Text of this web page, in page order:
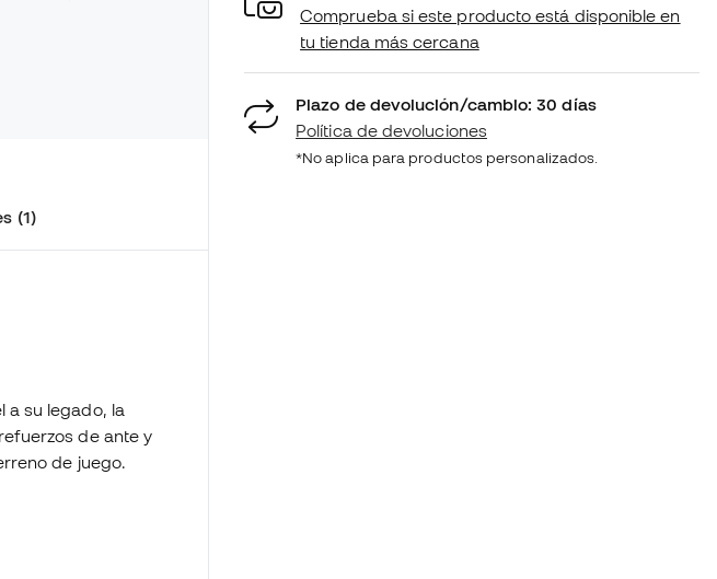
(1)
a su legado, la
de ante y
de juego.
Comprueba si este producto está disponible en
tu tienda más cercana
Plazo de devolución/cambio: 30 días
Política de devoluciones
*No aplica para productos personalizados.